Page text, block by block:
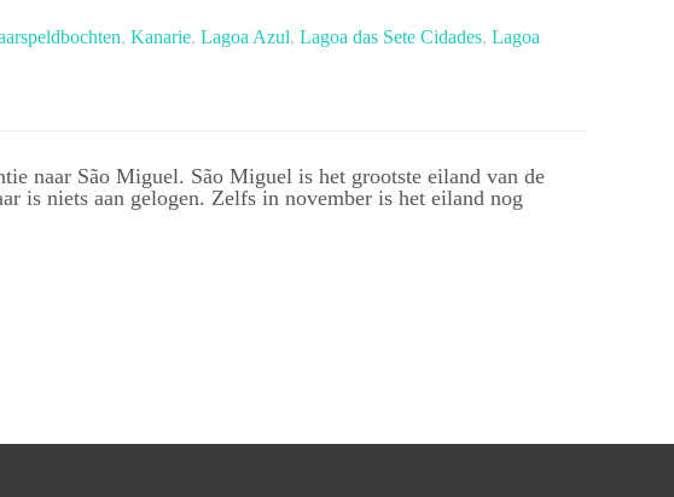
, Kanarie, Lagoa Azul, Lagoa das Sete Cidades, Lagoa
naar São Miguel. São Miguel is het grootste eiland van de
is niets aan gelogen. Zelfs in november is het eiland nog